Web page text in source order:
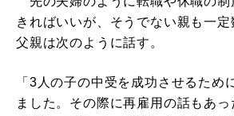
きればいいが、そうでない親も一
父親は次のように話す。
「3人の子の中受を成功させるため
ました。その際に再雇用の話もあっ